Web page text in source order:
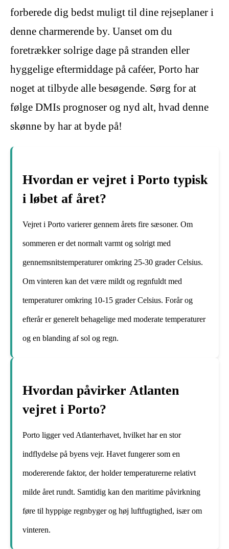
forberede dig bedst muligt til dine rejseplaner i
denne charmerende by. Uanset om du
foretrækker solrige dage på stranden eller
hyggelige eftermiddage på caféer, Porto har
noget at tilbyde alle besøgende. Sørg for at
følge DMIs prognoser og nyd alt, hvad denne
skønne by har at byde på!
Hvordan er vejret i Porto typisk
i løbet af året?
Vejret i Porto varierer gennem årets fire sæsoner. Om
sommeren er det normalt varmt og solrigt med
gennemsnitstemperaturer omkring 25-30 grader Celsius.
Om vinteren kan det være mildt og regnfuldt med
temperaturer omkring 10-15 grader Celsius. Forår og
efterår er generelt behagelige med moderate temperaturer
og en blanding af sol og regn.
Hvordan påvirker Atlanten
vejret i Porto?
Porto ligger ved Atlanterhavet, hvilket har en stor
indflydelse på byens vejr. Havet fungerer som en
modererende faktor, der holder temperaturerne relativt
milde året rundt. Samtidig kan den maritime påvirkning
føre til hyppige regnbyger og høj luftfugtighed, især om
vinteren.